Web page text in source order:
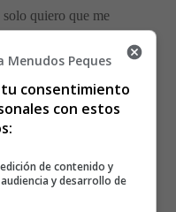
quiero que me
y me das la luz.
pero tú eres todo para
estás acabando con mi
Menudos Peques
tu consentimiento
con estos
de contenido y
y desarrollo de